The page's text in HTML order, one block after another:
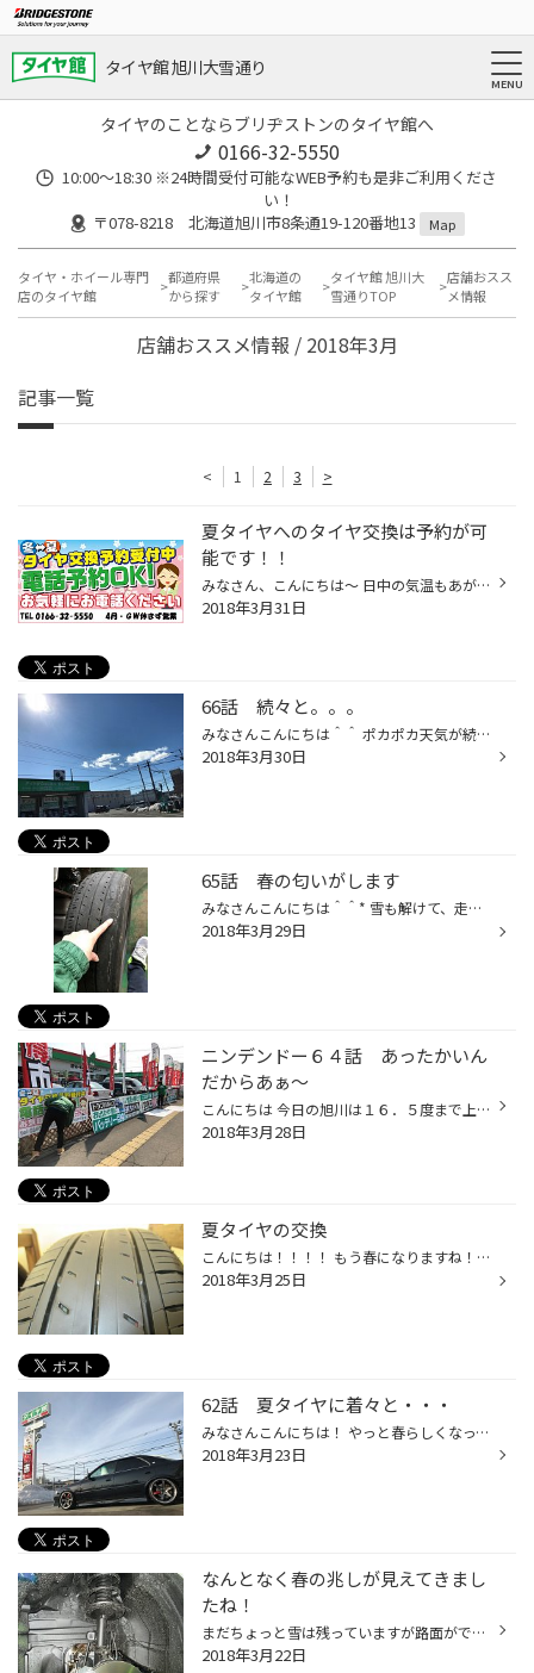
タイヤ館 旭川大雪通り
タイヤのことならブリヂストンのタイヤ館へ
0166-32-5550
10:00～18:30 ※24時間受付可能なWEB予約も是非ご利用くださ
い！
〒078-8218 北海道旭川市8条通19-120番地13
Map
タイヤ・ホイール専門
店のタイヤ館
都道府県
から探す
北海道の
タイヤ館
タイヤ館 旭川大
雪通りTOP
店舗おスス
メ情報
店舗おススメ情報 / 2018年3月
記事一覧
< 1 2 3 >
夏タイヤへのタイヤ交換は予約が可
能です！！
みなさん、こんにちは～ 日中の気温もあがり、タイヤ交換が始まってきました！！！！ 本日お葉書きが届いたお宅もあると思いますが、 タイヤ交換は予約が可能です。 お電話一本いただくだけで、お待たせしないお時間を確認できますので、 気軽にお電話くださいね♪ まだまだ、週末の予約も沢山の空き...
2018年3月31日
66話 続々と。。。
みなさんこんにちは＾＾ ポカポカ天気が続きますね！ 続々とタイヤ交換にご来店される方や お電話にてタイヤ交換のご予約をされる方がかなり増えてきています！ 交換をもうそろそろお考えの方は 早めのご予約をお待ちしておりますｍ（_ _）ｍ
2018年3月30日
65話 春の匂いがします
みなさんこんにちは＾＾* 雪も解けて、走りやすい道路になってきましたね！！！ 気温も温かくなってきてポカポカ気持ちいいです(｡･･｡) 夏タイヤに交換の時期がやってきましたね。 皆さんの夏タイヤの状態はいかがですか？ 下の画像のようになっていませんか？！ こちらのタイヤはワイヤーが出てきて...
2018年3月29日
ニンデンドー６４話 あったかいん
だからあぁ～
こんにちは 今日の旭川は１６．５度まで上がりました （旭川観測所データより） どんどん春が近づいてますね 当店自慢の女性スタッフ二人がドリルドライバーを握り締め 道路際の看板張替え 勇ましいですね すでに一日2～３台、夏タイヤへの交換の作業にご来店いただいています まだまだ本格的な交換...
2018年3月28日
夏タイヤの交換
こんにちは！！！！ もう春になりますね！ 朝も暖かくなってきましたね！ 皆さん夏タイヤの状態はどうですか？ このようになっていませんか？ これは交換時期がきています！！！ 分からない方は1本でも点検に持ってきてください！！ お待ちしております！
2018年3月25日
62話 夏タイヤに着々と・・・
みなさんこんにちは！ やっと春らしくなってきましたね＾＾* 地面も出て、乾いてきてるので 着々と夏タイヤに交換する人がでてきました！ んん～夕日の光がチェイサーに当たっていい味出てますね(´- `*)♪ 一足早く夏仕様です☆ ビシッとバシっと決まってますね♪ 皆さまの愛車もかっこよくしちゃいま...
2018年3月23日
なんとなく春の兆しが見えてきまし
たね！
まだちょっと雪は残っていますが路面がでてきてきましたね 春といえば・・・ そう！ ドレスアップの季節！ さっそく交換させていただきました！ 新車のｱﾙﾌｧｰﾄﾞに車高調取付です。 車高調はTEIN製のフレックスAです！ 減衰調整が付いているのでショックを好みの硬さに変えられます！ 取り付け後がこ...
2018年3月22日